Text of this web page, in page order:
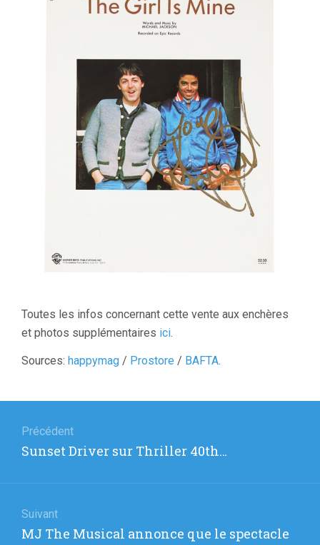
Toutes les infos concernant cette vente aux enchères
et photos supplémentaires ici.
Sources: happymag / Prostore / BAFTA.
de
l’article
Précédent
Article
Sunset Driver sur Thriller 40th…
Suivant
Article
MJ The Musical annonce que le spectacle